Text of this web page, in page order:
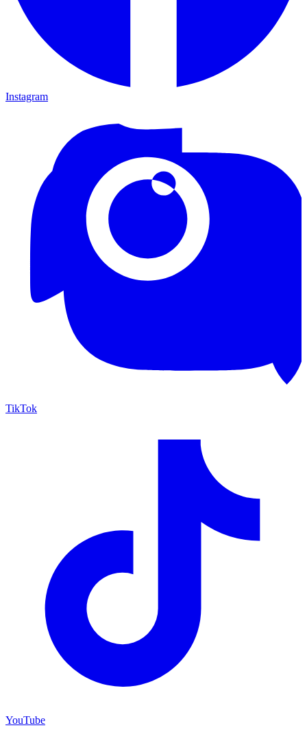
Instagram
TikTok
YouTube